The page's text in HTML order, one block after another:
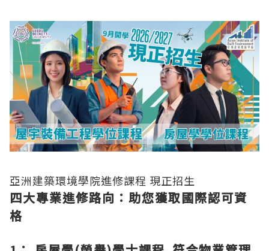
亞洲建築環境學院進修課程 現正招生
四大專業進修路向：助您獲取國際認可資
格